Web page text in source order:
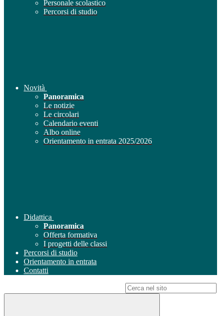
Personale scolastico
Percorsi di studio
Novità
Panoramica
Le notizie
Le circolari
Calendario eventi
Albo online
Orientamento in entrata 2025/2026
Didattica
Panoramica
Offerta formativa
I progetti delle classi
Percorsi di studio
Orientamento in entrata
Contatti